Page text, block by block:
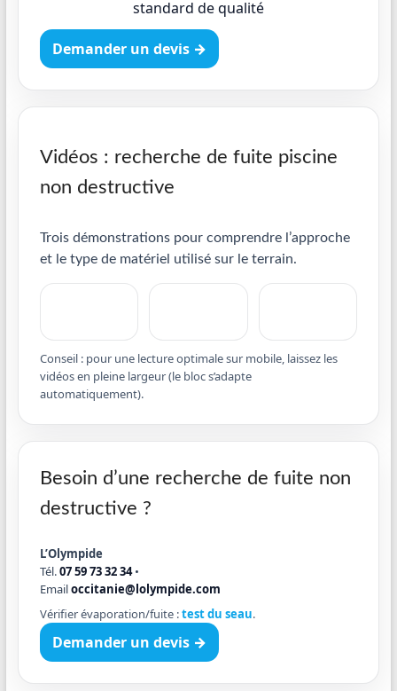
Demander un devis →
Vidéos : recherche de fuite piscine
non destructive
Trois démonstrations pour comprendre l’approche
et le type de matériel utilisé sur le terrain.
Conseil : pour une lecture optimale sur mobile, laissez les
vidéos en pleine largeur (le bloc s’adapte
automatiquement).
Besoin d’une recherche de fuite non
destructive ?
L’Olympide
Tél.07 59 73 32 34•
Emailoccitanie@lolympide.com
Vérifier évaporation/fuite :test du seau.
Demander un devis →